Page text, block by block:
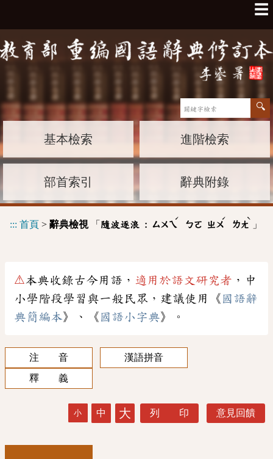
☰
基本檢索 進階檢索
部首索引 辭典附錄
::: 首頁 > 辭典檢視「 隨波逐浪 : ㄙㄨㄟ
ˊ
ㄅㄛ ㄓㄨ
ˊ
ㄌㄤ
ˋ
」
⚠本典收錄古今用語， 適用於語文研究者 ，中
小學階段學習與一般民眾，建議使用《 國語辭
典簡編本》、《 國語小字典》。
注 音
漢語拼音
釋 義
小 中 大 列 印 意見回饋